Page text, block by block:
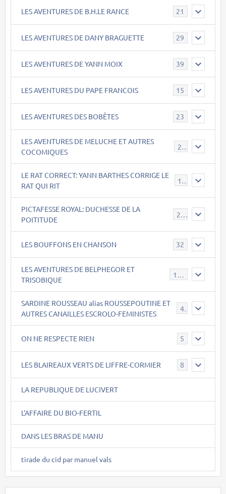
LES AVENTURES DE B.H.LE RANCE 21
LES AVENTURES DE DANY BRAGUETTE 29
LES AVENTURES DE YANN MOIX 39
LES AVENTURES DU PAPE FRANCOIS 15
LES AVENTURES DES BOBÊTES 23
LES AVENTURES DE MELUCHE ET AUTRES
COCOMIQUES
22
LE RAT CORRECT: YANN BARTHES CORRIGE LE
RAT QUI RIT
15
PICTAFESSE ROYAL: DUCHESSE DE LA
POITITUDE
23
LES BOUFFONS EN CHANSON 32
LES AVENTURES DE BELPHEGOR ET
TRISOBIQUE
147
SARDINE ROUSSEAU alias ROUSSEPOUTINE ET
AUTRES CANAILLES ESCROLO-FEMINISTES
40
ON NE RESPECTE RIEN 5
LES BLAIREAUX VERTS DE LIFFRE-CORMIER 8
LA REPUBLIQUE DE LUCIVERT
L'AFFAIRE DU BIO-FERTIL
DANS LES BRAS DE MANU
tirade du cid par manuel vals